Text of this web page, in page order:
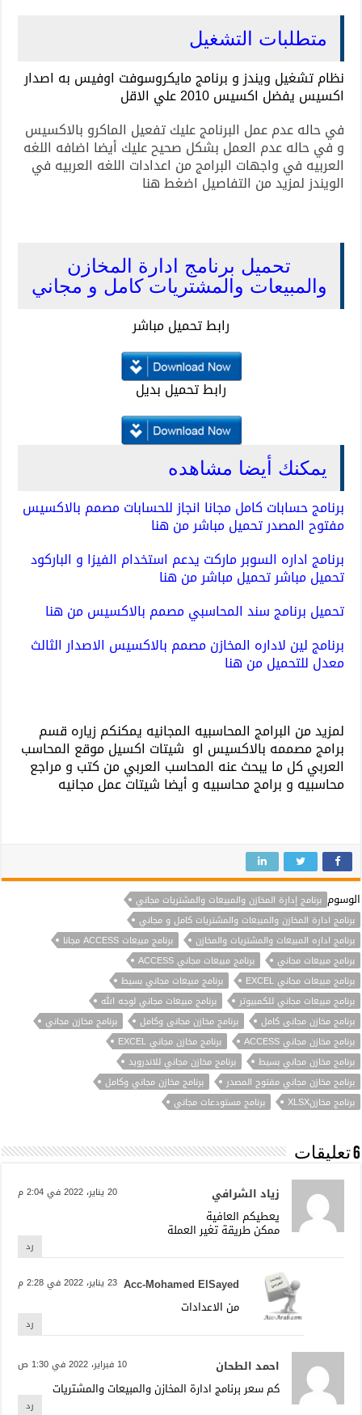
متطلبات التشغيل
نظام تشغيل ويندز و برنامج مايكروسوفت اوفيس به اصدار
اكسيس يفضل اكسيس 2010 علي الاقل
في حاله عدم عمل البرنامج عليك تفعيل الماكرو بالاكسيس
و في حاله عدم العمل بشكل صحيح عليك أيضا اضافه اللغه
العربيه في واجهات البرامج من اعدادات اللغه العربيه في
الويندز لمزيد من التفاصيل اضغط هنا
تحميل برنامج ادارة المخازن
والمبيعات والمشتريات كامل و مجاني
رابط تحميل مباشر
رابط تحميل بديل
يمكنك أيضا مشاهده
برنامج حسابات كامل مجانا انجاز للحسابات مصمم بالاكسيس
مفتوح المصدر تحميل مباشر من هنا
برنامج اداره السوبر ماركت يدعم استخدام الفيزا و الباركود
تحميل مباشر تحميل مباشر من هنا
تحميل برنامج سند المحاسبي مصمم بالاكسيس من هنا
برنامج لين لاداره المخازن مصمم بالاكسيس الاصدار الثالث
معدل للتحميل من هنا
لمزيد من البرامج المحاسبيه المجانيه يمكنكم زياره قسم
برامج مصممه بالاكسيس او شيتات اكسيل موقع المحاسب
العربي كل ما يبحث عنه المحاسب العربي من كتب و مراجع
محاسبيه و برامج محاسبيه و أيضا شيتات عمل مجانيه
الوسوم برنامج إدارة المخازن والمبيعات والمشتريات مجاني
برنامج ادارة المخازن والمبيعات والمشتريات كامل و مجاني
برنامج اداره المبيعات والمشتريات والمخازن
برنامج مبيعات ACCESS مجانا
برنامج مبيعات مجاني
برنامج مبيعات مجاني ACCESS
برنامج مبيعات مجاني EXCEL
برنامج مبيعات مجاني بسيط
برنامج مبيعات مجاني للكمبيوتر
برنامج مبيعات مجاني لوجه الله
برنامج مخازن مجانى كامل
برنامج مخازن مجانى وكامل
برنامج مخازن مجاني
برنامج مخازن مجاني ACCESS
برنامج مخازن مجاني EXCEL
برنامج مخازن مجاني بسيط
برنامج مخازن مجاني للاندرويد
برنامج مخازن مجاني مفتوح المصدر
برنامج مخازن مجاني وكامل
برنامج مخازنXLSX‏
برنامج مستودعات مجاني
6 تعليقات
زياد الشرافي 20 يناير، 2022 في 2:04 م
يعطيكم العافية
ممكن طريقة تغير العملة
رد
Acc-Mohamed ElSayed 23 يناير، 2022 في 2:28 م
من الاعدادات
رد
احمد الطحان 10 فبراير، 2022 في 1:30 ص
كم سعر برنامج ادارة المخازن والمبيعات والمشتريات
رد